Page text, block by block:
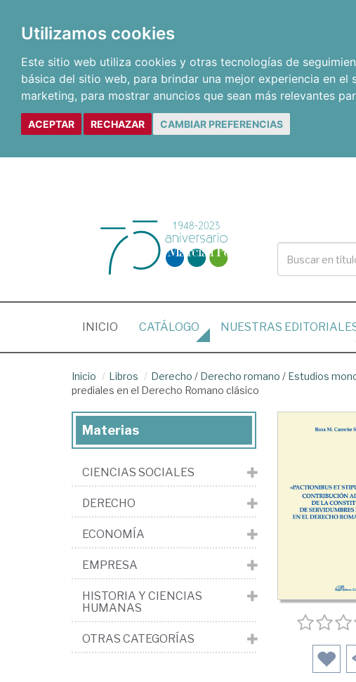
Utilizamos cookies
Este sitio web utiliza cookies y otras tecnologías de
básica del sitio web, para brindar una mejor experiencia en el
marketing, para mostrar anuncios que sean más relevantes
ACEPTAR RECHAZAR CAMBIAR PREFERENCIAS
INICIO (CURRENT)
CATÁLOGO NUESTRAS
Inicio Libros Derecho / Derecho romano / Estudios
prediales en el Derecho Romano clásico
Materias
CIENCIAS SOCIALES
DERECHO
ECONOMÍA
EMPRESA
HISTORIA Y CIENCIAS
HUMANAS
OTRAS CATEGORÍAS